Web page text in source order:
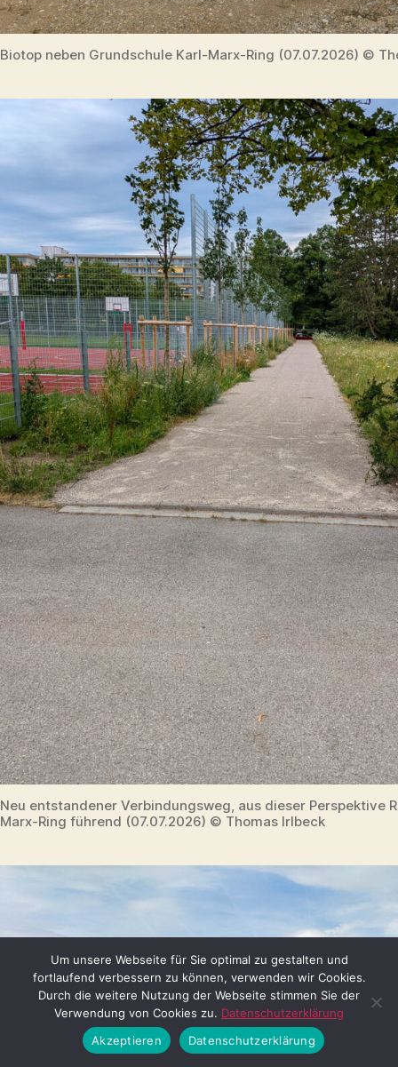
Biotop neben Grundschule Karl-Marx-Ring (07.07.2026) ©
Neu entstandener Verbindungsweg, aus dieser Perspektive
Marx-Ring führend (07.07.2026) © Thomas Irlbeck
Um unsere Webseite für Sie optimal zu gestalten und
fortlaufend verbessern zu können, verwenden wir Cookies.
Durch die weitere Nutzung der Webseite stimmen Sie der
Verwendung von Cookies zu. Datenschutzerklärung
Akzeptieren
Datenschutzerklärung